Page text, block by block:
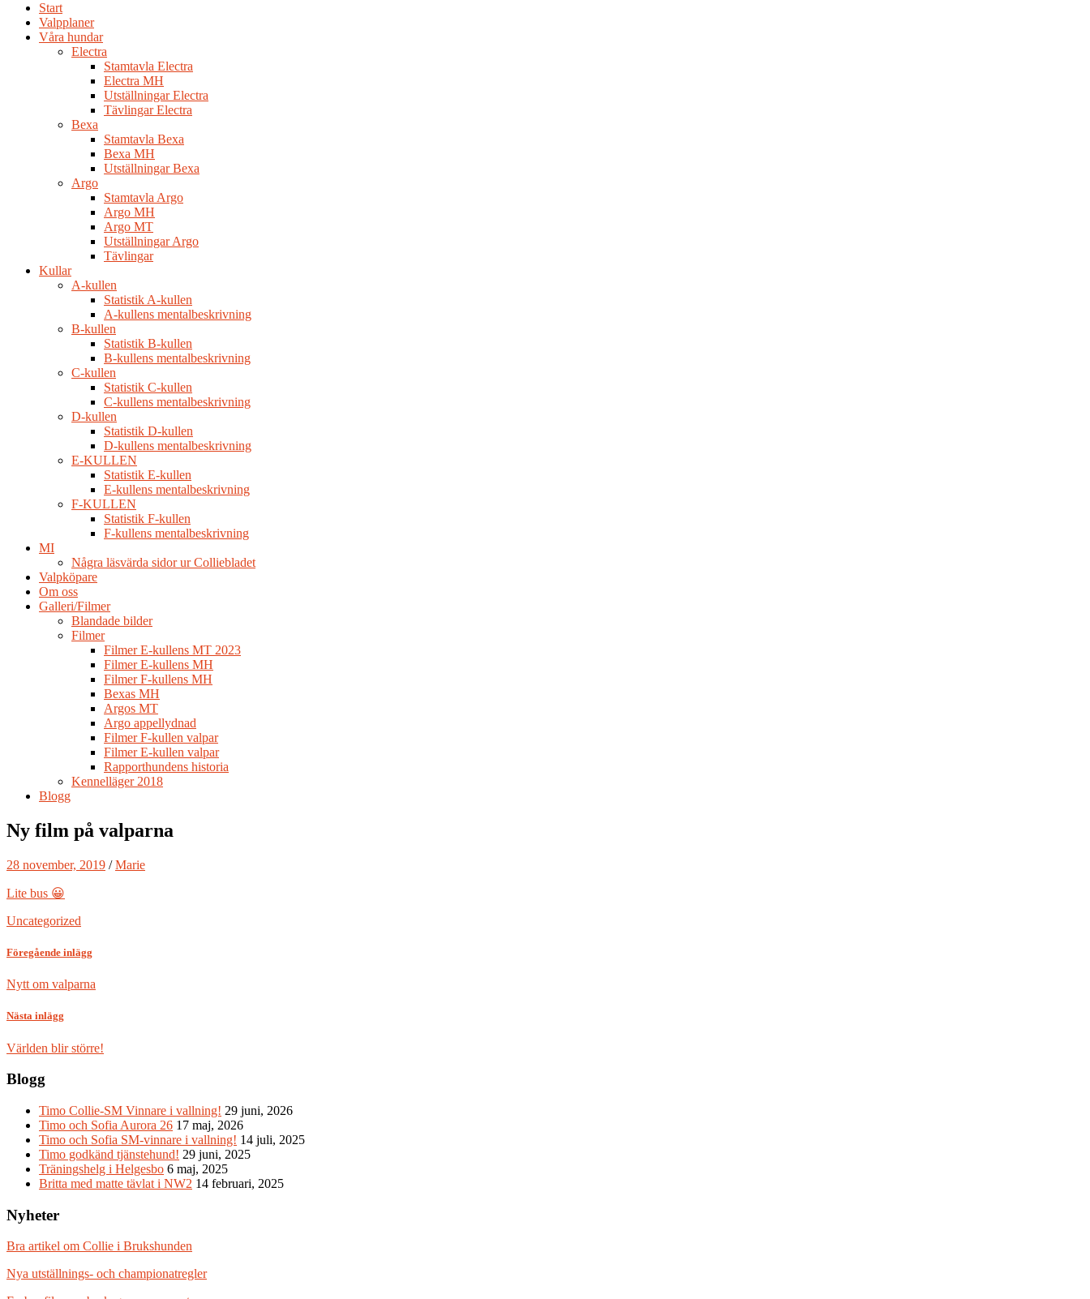
Start
Valpplaner
Våra hundar
Electra
Stamtavla Electra
Electra MH
Utställningar Electra
Tävlingar Electra
Bexa
Stamtavla Bexa
Bexa MH
Utställningar Bexa
Argo
Stamtavla Argo
Argo MH
Argo MT
Utställningar Argo
Tävlingar
Kullar
A-kullen
Statistik A-kullen
A-kullens mentalbeskrivning
B-kullen
Statistik B-kullen
B-kullens mentalbeskrivning
C-kullen
Statistik C-kullen
C-kullens mentalbeskrivning
D-kullen
Statistik D-kullen
D-kullens mentalbeskrivning
E-KULLEN
Statistik E-kullen
E-kullens mentalbeskrivning
F-KULLEN
Statistik F-kullen
F-kullens mentalbeskrivning
MI
Några läsvärda sidor ur Colliebladet
Valpköpare
Om oss
Galleri/Filmer
Blandade bilder
Filmer
Filmer E-kullens MT 2023
Filmer E-kullens MH
Filmer F-kullens MH
Bexas MH
Argos MT
Argo appellydnad
Filmer F-kullen valpar
Filmer E-kullen valpar
Rapporthundens historia
Kennelläger 2018
Blogg
Ny film på valparna
28 november, 2019 /Marie
Lite bus 😀
Uncategorized
Föregående inlägg
Nytt om valparna
Nästa inlägg
Världen blir större!
Blogg
Timo Collie-SM Vinnare i vallning! 29 juni, 2026
Timo och Sofia Aurora 26 17 maj, 2026
Timo och Sofia SM-vinnare i vallning! 14 juli, 2025
Timo godkänd tjänstehund! 29 juni, 2025
Träningshelg i Helgesbo 6 maj, 2025
Britta med matte tävlat i NW2 14 februari, 2025
Nyheter
Bra artikel om Collie i Brukshunden
Nya utställnings- och championatregler